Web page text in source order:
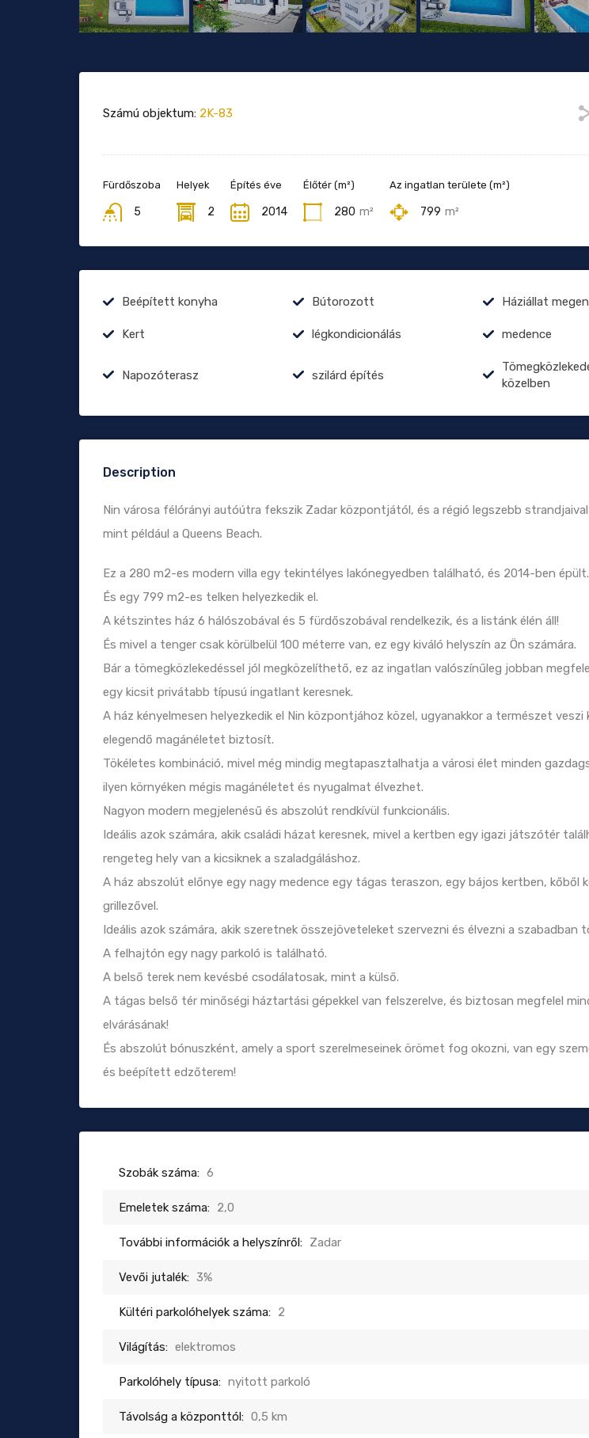
Számú objektum: 2K-83
Fürdőszoba
5
Helyek
2
Építés éve
2014
Élőtér (m²)
280 m²
Az ingatlan területe (m²)
799 m²
Beépített konyha Bútorozott Háziállat
Kert légkondicionálás medence
Napozóterasz szilárd építés
közelben
Description
Nin városa félórányi autóútra fekszik Zadar központjától, és a régió legszebb strandjaival
mint például a Queens Beach.
Ez a 280 m2-es modern villa egy tekintélyes lakónegyedben található, és 2014-ben épült.
És egy 799 m2-es telken helyezkedik el.
A kétszintes ház 6 hálószobával és 5 fürdőszobával rendelkezik, és a listánk élén áll!
És mivel a tenger csak körülbelül 100 méterre van, ez egy kiváló helyszín az Ön számára.
Bár a tömegközlekedéssel jól megközelíthető, ez az ingatlan valószínűleg jobban
egy kicsit privátabb típusú ingatlant keresnek.
A ház kényelmesen helyezkedik el Nin központjához közel, ugyanakkor a természet veszi
elegendő magánéletet biztosít.
Tökéletes kombináció, mivel még mindig megtapasztalhatja a városi élet minden
ilyen környéken mégis magánéletet és nyugalmat élvezhet.
Nagyon modern megjelenésű és abszolút rendkívül funkcionális.
Ideális azok számára, akik családi házat keresnek, mivel a kertben egy igazi játszótér
rengeteg hely van a kicsiknek a szaladgáláshoz.
A ház abszolút előnye egy nagy medence egy tágas teraszon, egy bájos kertben, kőből
grillezővel.
Ideális azok számára, akik szeretnek összejöveteleket szervezni és élvezni a
A felhajtón egy nagy parkoló is található.
A belső terek nem kevésbé csodálatosak, mint a külső.
A tágas belső tér minőségi háztartási gépekkel van felszerelve, és biztosan megfelel
elvárásának!
És abszolút bónuszként, amely a sport szerelmeseinek örömet fog okozni, van egy
és beépített edzőterem!
Szobák száma: 6
Emeletek száma: 2,0
További információk a helyszínről: Zadar
Vevői jutalék: 3%
Kültéri parkolóhelyek száma: 2
Világítás: elektromos
Parkolóhely típusa: nyitott parkoló
Távolság a központtól: 0,5 km